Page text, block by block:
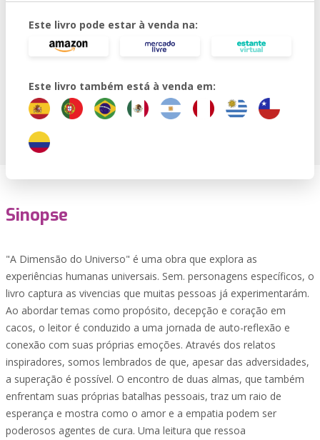
Este livro pode estar à venda na:
Este livro também está à venda em:
Sinopse
"A Dimensão do Universo" é uma obra que explora as
experiências humanas universais. Sem. personagens específicos, o
livro captura as vivencias que muitas pessoas já experimentarám.
Ao abordar temas como propósito, decepção e coração em
cacos, o leitor é conduzido a uma jornada de auto-reflexão e
conexão com suas próprias emoções. Através dos relatos
inspiradores, somos lembrados de que, apesar das adversidades,
a superação é possível. O encontro de duas almas, que também
enfrentam suas próprias batalhas pessoais, traz um raio de
esperança e mostra como o amor e a empatia podem ser
poderosos agentes de cura. Uma leitura que ressoa